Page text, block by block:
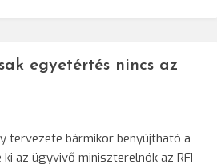
egyetértés nincs az
tervezete bármikor benyújtható a
az ügyvivő miniszterelnök az RFI